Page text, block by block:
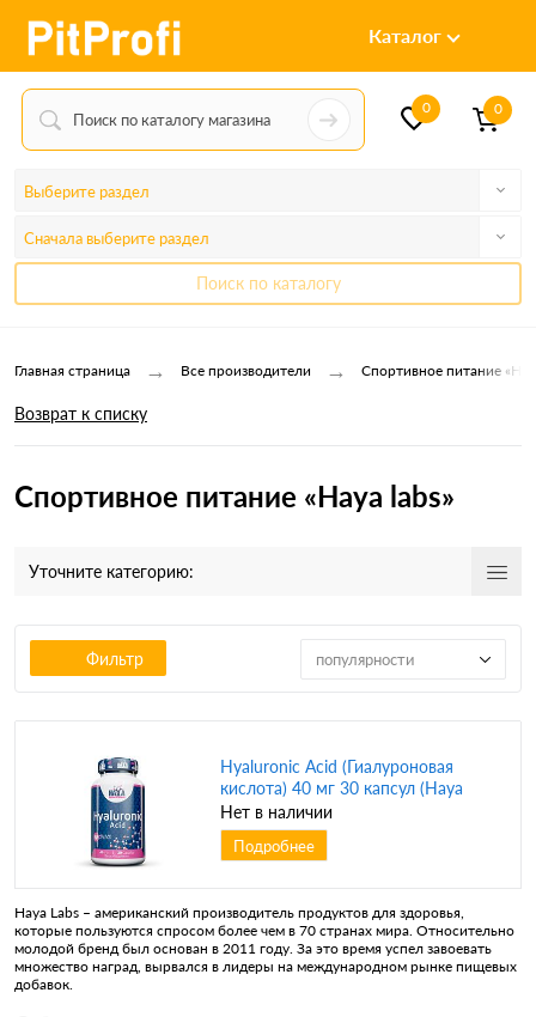
Каталог
0 0
Выберите раздел
Сначала выберите раздел
Поиск по каталогу
Главная страница → Все производители → Спортивное питание
Возврат к списку
Спортивное питание «Haya labs»
Уточните категорию:
Фильтр популярности
Hyaluronic Acid (Гиалуроновая
кислота) 40 мг 30 капсул (Haya
Labs)
Нет в наличии
Подробнее
Haya Labs – американский производитель продуктов для здоровья,
которые пользуются спросом более чем в 70 странах мира. Относительно
молодой бренд был основан в 2011 году. За это время успел завоевать
множество наград, вырвался в лидеры на международном рынке пищевых
добавок.